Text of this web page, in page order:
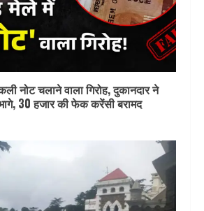
नोट चलाने वाला गिरोह, दुकानदार ने
30 हजार की फेक करेंसी बरामद